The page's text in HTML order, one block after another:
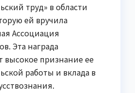
труд» в области
ей вручила
Ассоциация
Эта награда
высокое признание ее
работы и вклада в